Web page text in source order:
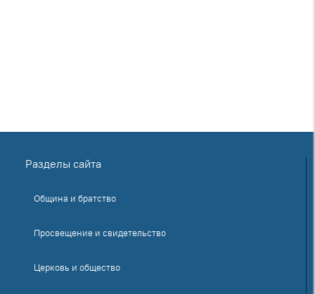
Разделы сайта
Община и братство
Просвещение и свидетельство
Церковь и общество